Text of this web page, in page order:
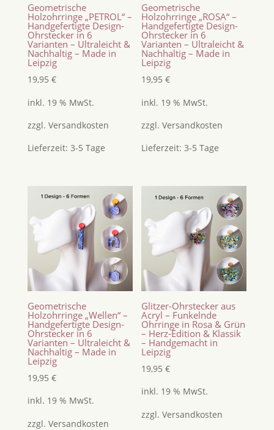
Geometrische
Holzohrringe „PETROL“ –
Handgefertigte Design-
Ohrstecker in 6
Varianten – Ultraleicht &
Nachhaltig – Made in
Leipzig
19,95 €
inkl. 19 % MwSt.
zzgl. Versandkosten
Lieferzeit: 3-5 Tage
Geometrische
Holzohrringe „ROSA“ –
Handgefertigte Design-
Ohrstecker in 6
Varianten – Ultraleicht &
Nachhaltig – Made in
Leipzig
19,95€
inkl. 19 % MwSt.
zzgl.Versandkosten
Lieferzeit:3-5 Tage
Geometrische
Holzohrringe „Wellen“ –
Handgefertigte Design-
Ohrstecker in 6
Varianten – Ultraleicht &
Nachhaltig – Made in
Leipzig
19,95 €
inkl. 19 % MwSt.
zzgl. Versandkosten
Glitzer-Ohrstecker aus
Acryl – Funkelnde
Ohrringe in Rosa & Grün
– Herz-Edition & Klassik
– Handgemacht in
Leipzig
19,95€
inkl. 19 % MwSt.
zzgl.Versandkosten